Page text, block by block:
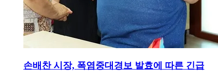
손배찬 시장, 폭염중대경보 발효에 따른 긴급